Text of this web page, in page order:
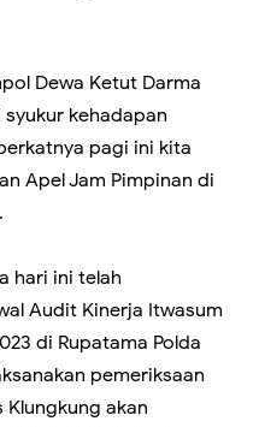
Dewa Ketut Darma
kehadapan
pagi ini kita
Apel Jam Pimpinan di
hari ini telah
Audit Kinerja Itwasum
di Rupatama Polda
pemeriksaan
Klungkung akan